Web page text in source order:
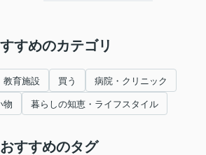
すめのカテゴリ
教育施設 買う 病院・クリニック
物 暮らしの知恵・ライフスタイル
おすすめのタグ